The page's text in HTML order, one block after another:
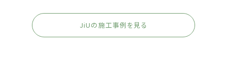
JiUの施工事例を見る